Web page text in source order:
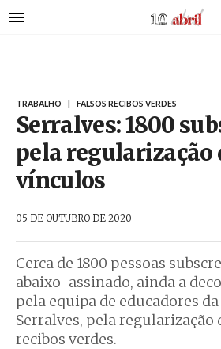
para
TRABALHO FALSOS RECIBOS VERDES
Serralves: 1800
pela regularização
vínculos
05 DE OUTUBRO DE 2020
Cerca de 1800 pessoas
abaixo-assinado, ainda a
pela equipa de educadores
Serralves, pela regularização
recibos verdes.